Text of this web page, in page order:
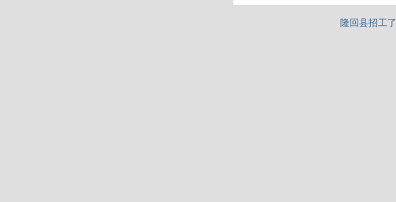
隆回县招工了